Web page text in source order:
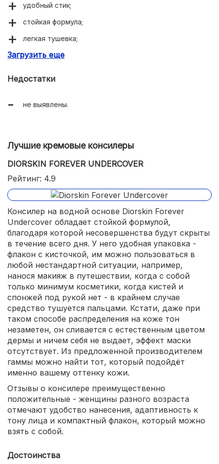
удобный стик;
стойкая формула;
легкая тушевка;
достаточная плотность пигмента.
Загрузить еще
Недостатки
не выявлены.
Лучшие кремовые консилеры
DIORSKIN FOREVER UNDERCOVER
Рейтинг: 4.9
Консилер на водной основе Diorskin Forever
Undercover обладает стойкой формулой,
благодаря которой несовершенства будут скрыты
в течение всего дня. У него удобная упаковка -
флакон с кисточкой, им можно пользоваться в
любой нестандартной ситуации, например,
нанося макияж в путешествии, когда с собой
только минимум косметики, когда кистей и
спонжей под рукой нет - в крайнем случае
средство тушуется пальцами. Кстати, даже при
таком способе распределения на коже тон
незаметен, он сливается с естественным цветом
дермы и ничем себя не выдает, эффект маски
отсутствует. Из предложенной производителем
гаммы можно найти тот, который подойдёт
именно вашему оттенку кожи.
Отзывы о консилере преимущественно
положительные - женщины разного возраста
отмечают удобство нанесения, адаптивность к
тону лица и компактный флакон, который можно
взять с собой.
Достоинства